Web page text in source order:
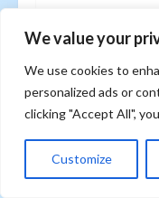
We value your
We use cookies to
personalized ads or
clicking "Accept All",
Customize
dizaines
web.
sous toutes
explore avec
technologie,